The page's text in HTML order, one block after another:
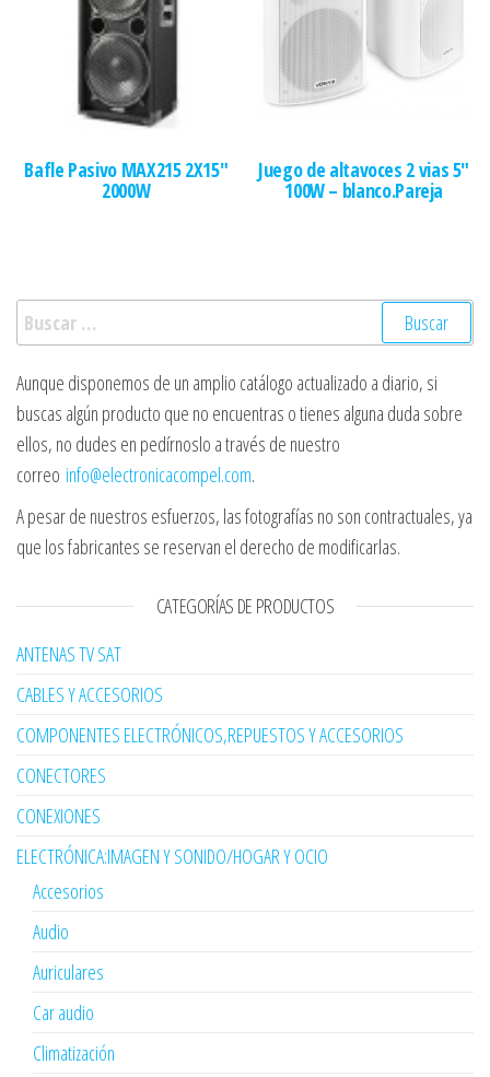
Bafle Pasivo MAX215 2X15″
2000W
Juego de altavoces 2 vias 5″
100W – blanco.Pareja
Buscar:
Aunque disponemos de un amplio catálogo actualizado a diario, si
buscas algún producto que no encuentras o tienes alguna duda sobre
ellos, no dudes en pedírnoslo a través de nuestro
correo info@electronicacompel.com.
A pesar de nuestros esfuerzos, las fotografías no son contractuales, ya
que los fabricantes se reservan el derecho de modificarlas.
CATEGORÍAS DE PRODUCTOS
ANTENAS TV SAT
CABLES Y ACCESORIOS
COMPONENTES ELECTRÓNICOS,REPUESTOS Y ACCESORIOS
CONECTORES
CONEXIONES
ELECTRÓNICA:IMAGEN Y SONIDO/HOGAR Y OCIO
Accesorios
Audio
Auriculares
Car audio
Climatización